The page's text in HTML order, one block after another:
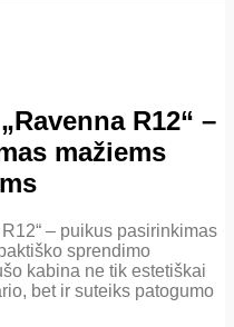
R12“ –
mažiems
– puikus pasirinkimas
sprendimo
kabina ne tik estetiškai
bet ir suteiks patogumo